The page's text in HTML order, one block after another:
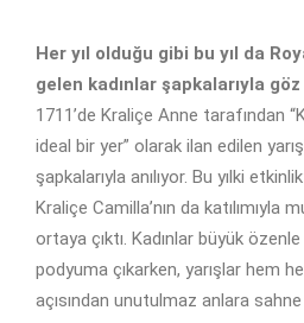
Her yıl olduğu gibi bu yıl da
gelen kadınlar şapkalarıyla göz
1711’de Kraliçe Anne tarafından
ideal bir yer” olarak ilan edilen
şapkalarıyla anılıyor. Bu yılki
Kraliçe Camilla’nın da katılımıyla
ortaya çıktı. Kadınlar büyük özenle
podyuma çıkarken, yarışlar hem
açısından unutulmaz anlara